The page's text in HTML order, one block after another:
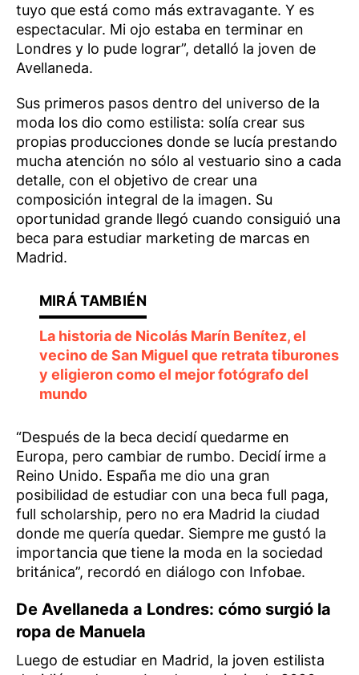
tuyo que está como más extravagante. Y es
espectacular. Mi ojo estaba en terminar en
Londres y lo pude lograr”, detalló la joven de
Avellaneda.
Sus primeros pasos dentro del universo de la
moda los dio como estilista: solía crear sus
propias producciones donde se lucía prestando
mucha atención no sólo al vestuario sino a cada
detalle, con el objetivo de crear una
composición integral de la imagen. Su
oportunidad grande llegó cuando consiguió una
beca para estudiar marketing de marcas en
Madrid.
La historia de Nicolás Marín Benítez, el
vecino de San Miguel que retrata tiburones
y eligieron como el mejor fotógrafo del
mundo
“Después de la beca decidí quedarme en
Europa, pero cambiar de rumbo. Decidí irme a
Reino Unido. España me dio una gran
posibilidad de estudiar con una beca full paga,
full scholarship, pero no era Madrid la ciudad
donde me quería quedar. Siempre me gustó la
importancia que tiene la moda en la sociedad
británica”, recordó en diálogo con Infobae.
De Avellaneda a Londres: cómo surgió la
ropa de Manuela
Luego de estudiar en Madrid, la joven estilista